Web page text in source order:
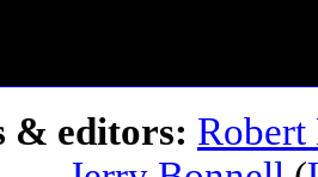
& editors: